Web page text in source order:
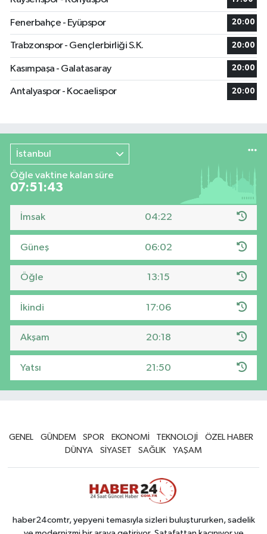
Fenerbahçe - Eyüpspor 20:00
Trabzonspor - Gençlerbirliği S.K. 20:00
Kasımpaşa - Galatasaray 20:00
Antalyaspor - Kocaelispor 20:00
İstanbul
Öğle vaktine kalan süre
07:51:42
İmsak 04:22
Güneş 06:02
Öğle 13:15
İkindi 17:06
Akşam 20:18
Yatsı 21:50
GENEL GÜNDEM SPOR EKONOMİ TEKNOLOJİ
ÖZEL HABER
DÜNYA
SİYASET SAĞLIK YAŞAM
haber24comtr, yepyeni temasıyla sizleri buluştururken, sadelik